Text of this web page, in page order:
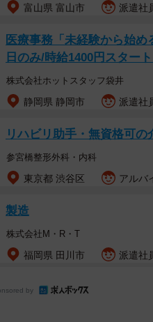
富山県 富山市 派遣社
医療事務「未経験から始
日のみ/時給1400円スタート
株式会社ホットスタッフ袋井
静岡県 静岡市 派遣社
リハビリ助手・無資格可の
参宮橋整形外科・内科
東京都 渋谷区 アルバ
製造
株式会社M・R・T
福岡県 田川市 派遣社
by